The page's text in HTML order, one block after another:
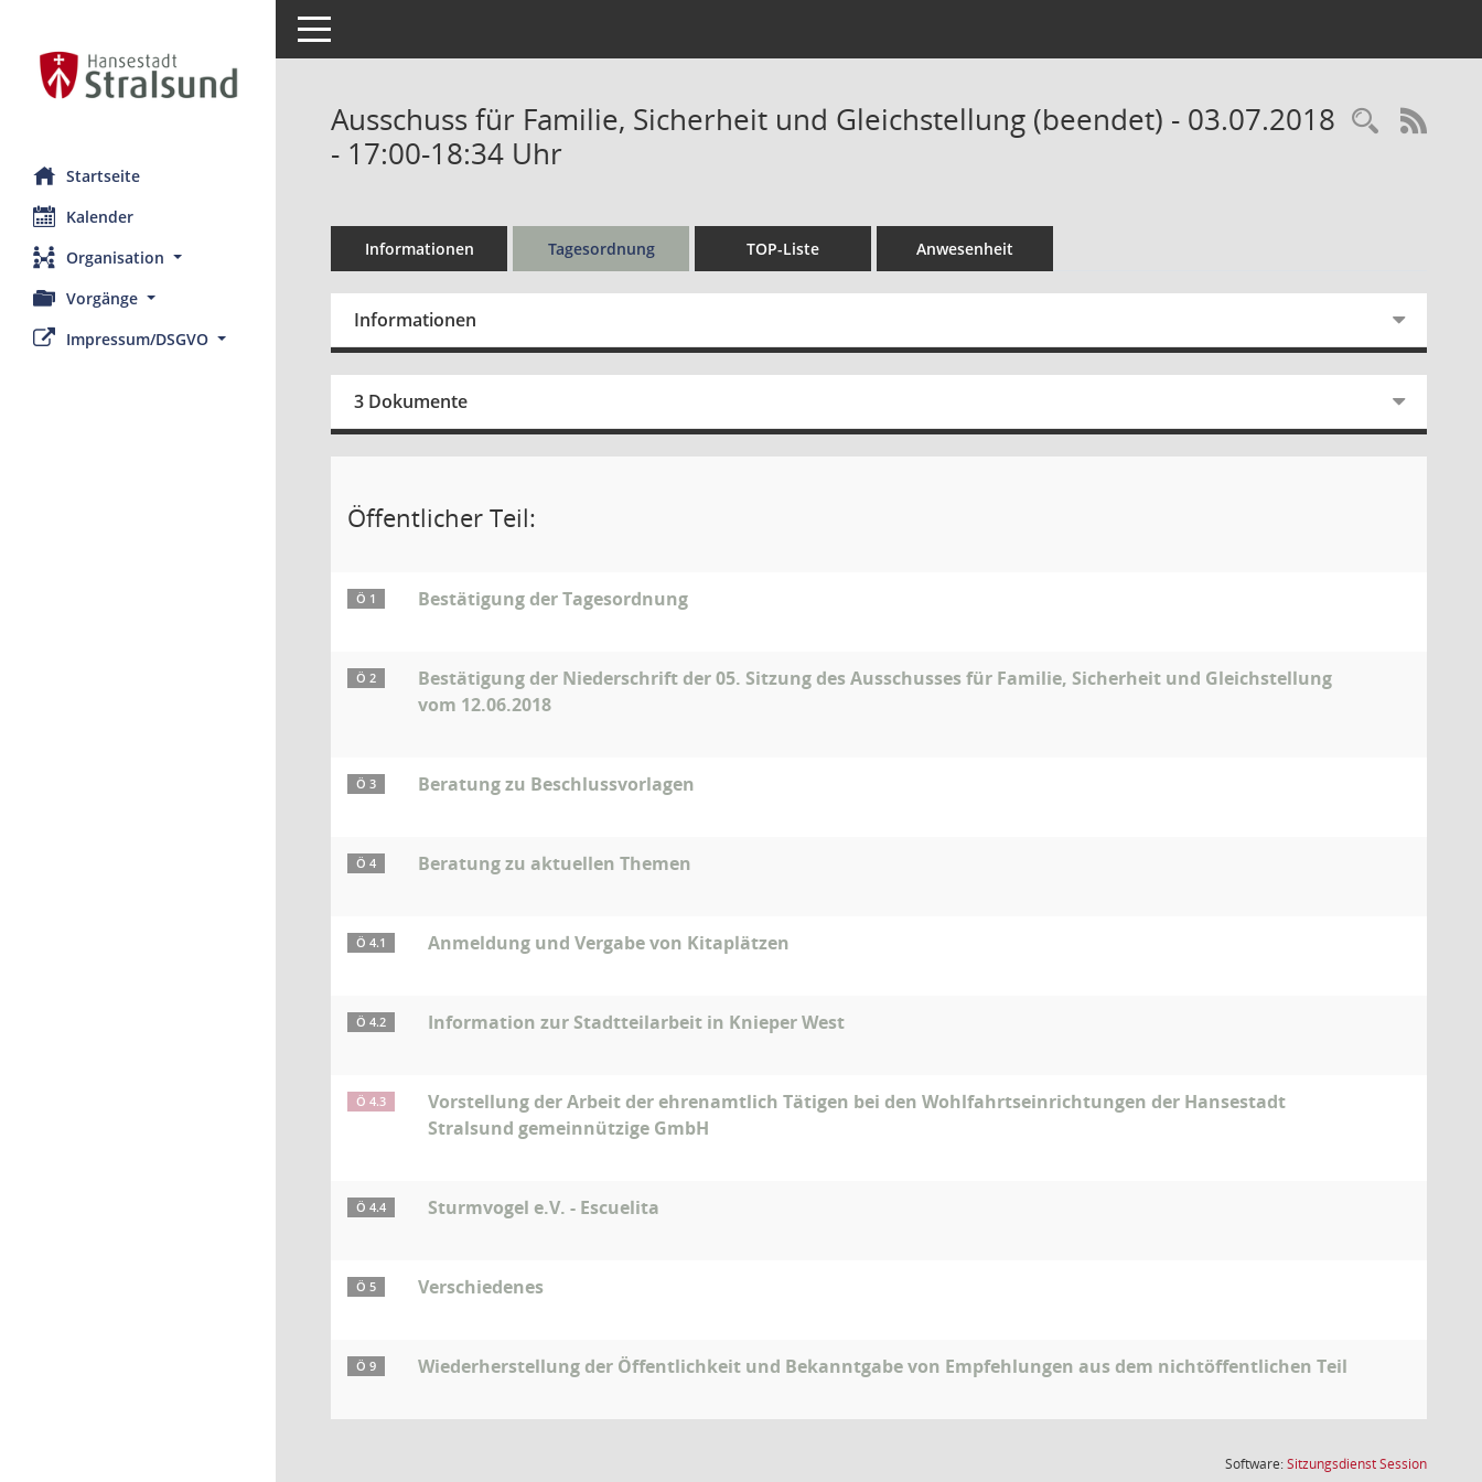
Startseite
Kalender
Organisation
Vorgänge
Impressum/DSGVO
Toggle navigation
Ausschuss für Familie, Sicherheit und Gleichstellung (beendet) - 03.07.2018
- 17:00-18:34 Uhr
Informationen Tagesordnung TOP-Liste Anwesenheit
Informationen
3 Dokumente
Öffentlicher Teil:
Ö 1 Bestätigung der Tagesordnung
Ö 2
Bestätigung der Niederschrift der 05. Sitzung des Ausschusses für Familie, Sicherheit und Gleichstellung
vom 12.06.2018
Ö 3 Beratung zu Beschlussvorlagen
Ö 4 Beratung zu aktuellen Themen
Ö 4.1 Anmeldung und Vergabe von Kitaplätzen
Ö 4.2 Information zur Stadtteilarbeit in Knieper West
Ö 4.3
Vorstellung der Arbeit der ehrenamtlich Tätigen bei den Wohlfahrtseinrichtungen der Hansestadt
Stralsund gemeinnützige GmbH
Ö 4.4 Sturmvogel e.V. - Escuelita
Ö 5 Verschiedenes
Ö 9 Wiederherstellung der Öffentlichkeit und Bekanntgabe von Empfehlungen aus dem nichtöffentlichen Teil
Software:SitzungsdienstSession(Wird in